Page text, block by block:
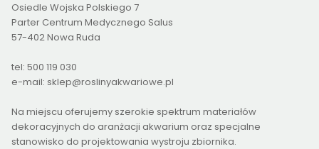
Osiedle Wojska Polskiego 7
Parter Centrum Medycznego Salus
57-402 Nowa Ruda
tel: 500 119 030
e-mail: sklep@roslinyakwariowe.pl
Na miejscu oferujemy szerokie spektrum materiałów
dekoracyjnych do aranżacji akwarium oraz specjalne
stanowisko do projektowania wystroju zbiornika.